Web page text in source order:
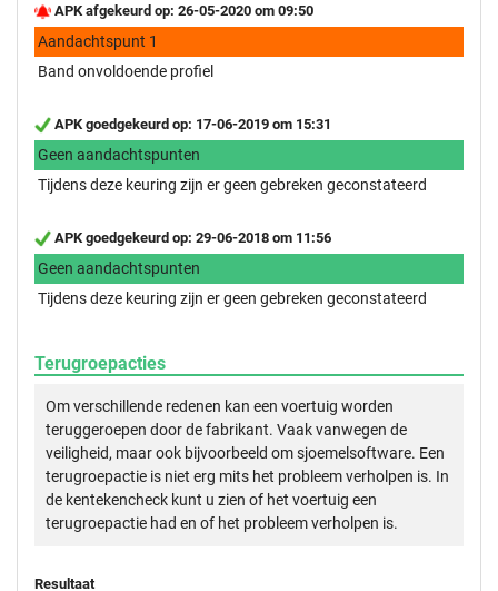
APK afgekeurd op: 26-05-2020 om 09:50
Aandachtspunt 1
Band onvoldoende profiel
APK goedgekeurd op: 17-06-2019 om 15:31
Geen aandachtspunten
Tijdens deze keuring zijn er geen gebreken geconstateerd
APK goedgekeurd op: 29-06-2018 om 11:56
Geen aandachtspunten
Tijdens deze keuring zijn er geen gebreken geconstateerd
Terugroepacties
Om verschillende redenen kan een voertuig worden
teruggeroepen door de fabrikant. Vaak vanwegen de
veiligheid, maar ook bijvoorbeeld om sjoemelsoftware. Een
terugroepactie is niet erg mits het probleem verholpen is. In
de kentekencheck kunt u zien of het voertuig een
terugroepactie had en of het probleem verholpen is.
Resultaat